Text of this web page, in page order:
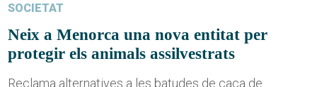
SOCIETAT
Neix a Menorca una nova entitat per
protegir els animals assilvestrats
Reclama alternatives a les batudes de caça de